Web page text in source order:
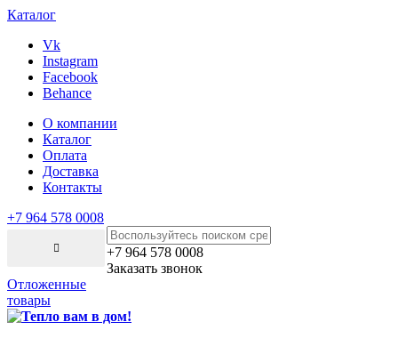
Каталог
Vk
Instagram
Facebook
Behance
О компании
Каталог
Оплата
Доставка
Контакты
+7 964 578 0008
+7 964 578 0008
Заказать звонок
Отложенные
товары